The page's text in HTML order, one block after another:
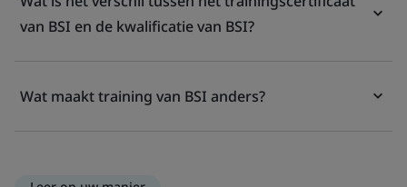
van BSI en de kwalificatie van BSI?
Wat maakt training van BSI anders?